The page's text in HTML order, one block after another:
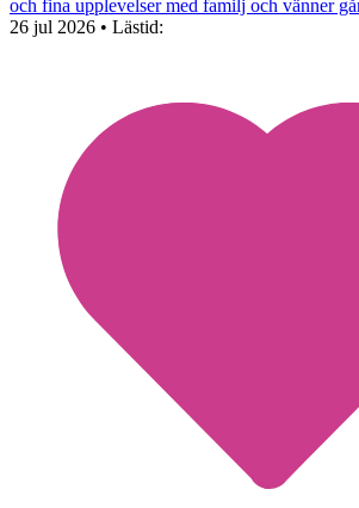
och fina upplevelser med familj och vänner
26 jul 2026 • Lästid: